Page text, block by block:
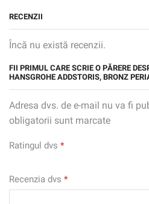
RECENZII
Încă nu există recenzii.
FII PRIMUL CARE SCRIE O PĂRERE
HANSGROHE ADDSTORIS, BRONZ
Adresa dvs. de e-mail nu va fi
obligatorii sunt marcate
Ratingul dvs *
Recenzia dvs *